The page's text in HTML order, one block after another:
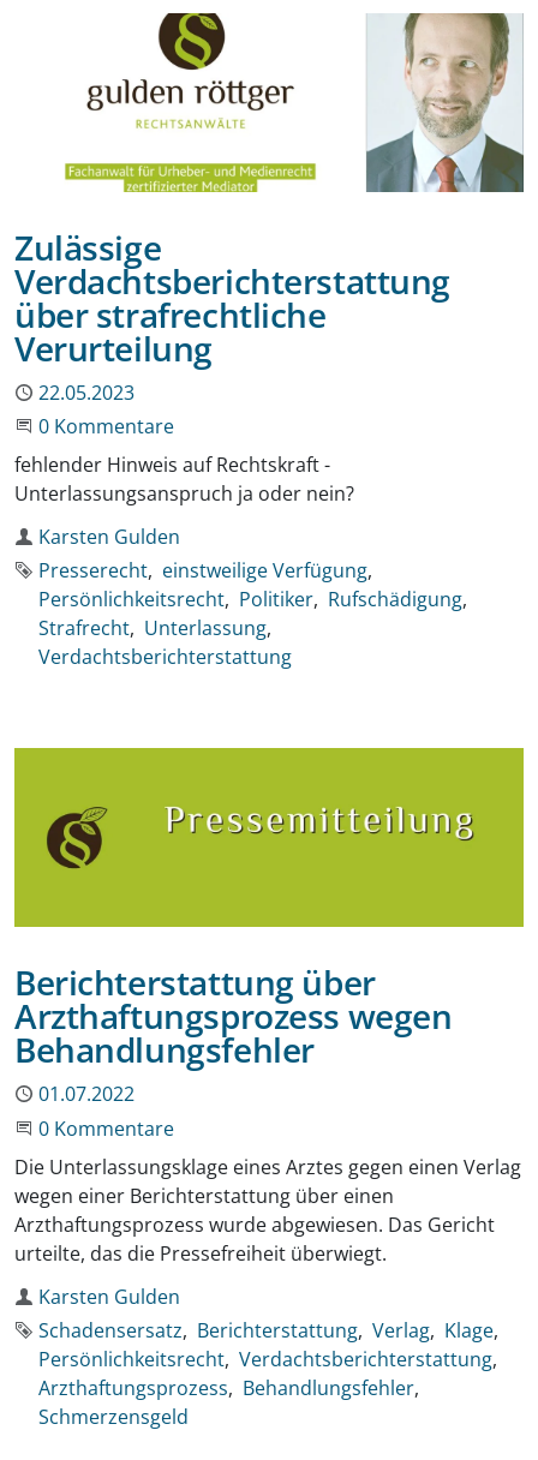
Zulässige
Verdachtsberichterstattung
über strafrechtliche
Verurteilung
Publiziert
22.05.2023
Beginne eine Unterhaltung
0 Kommentare
fehlender Hinweis auf Rechtskraft -
Unterlassungsanspruch ja oder nein?
Autor
Karsten Gulden
Schlagworte
Presserecht einstweilige Verfügung
Persönlichkeitsrecht Politiker Rufschädigung
Strafrecht Unterlassung
Verdachtsberichterstattung
Berichterstattung über
Arzthaftungsprozess wegen
Behandlungsfehler
Publiziert
01.07.2022
Beginne eine Unterhaltung
0 Kommentare
Die Unterlassungsklage eines Arztes gegen einen Verlag
wegen einer Berichterstattung über einen
Arzthaftungsprozess wurde abgewiesen. Das Gericht
urteilte, das die Pressefreiheit überwiegt.
Autor
Karsten Gulden
Schlagworte
Schadensersatz Berichterstattung Verlag Klage
Persönlichkeitsrecht Verdachtsberichterstattung
Arzthaftungsprozess
Behandlungsfehler
Schmerzensgeld